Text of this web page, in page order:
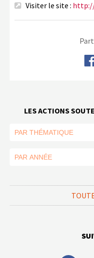
Visiter le site :
LES ACTIONS